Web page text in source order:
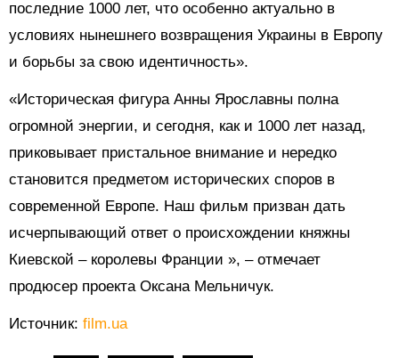
последние 1000 лет, что особенно актуально в
условиях нынешнего возвращения Украины в Европу
и борьбы за свою идентичность».
«Историческая фигура Анны Ярославны полна
огромной энергии, и сегодня, как и 1000 лет назад,
приковывает пристальное внимание и нередко
становится предметом исторических споров в
современной Европе. Наш фильм призван дать
исчерпывающий ответ о происхождении княжны
Киевской – королевы Франции », – отмечает
продюсер проекта Оксана Мельничук.
Источник: film.ua